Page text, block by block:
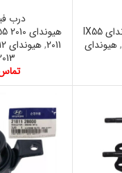
هیوندای IX55
,هیوندای
درب
هیوندای IX55 2010
2011
,هیوندای IX55 2012